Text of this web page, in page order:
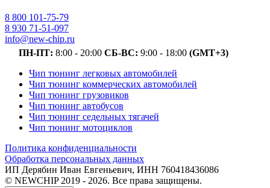
8 800 101-75-79
8 930 71-51-097
info@new-chip.ru
ПН-ПТ: 8:00 - 20:00 СБ-ВС: 9:00 - 18:00 (GMT+3)
Чип тюнинг легковых автомобилей
Чип тюнинг коммерческих автомобилей
Чип тюнинг грузовиков
Чип тюнинг автобусов
Чип тюнинг седельных тягачей
Чип тюнинг мотоциклов
Политика конфиденциальности
Обработка персональных данных
ИП Дерябин Иван Евгеньевич, ИНН 760418436086
© NEWCHIP 2019 - 2026. Все права защищены.